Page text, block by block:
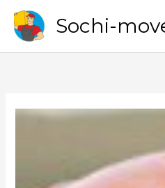
содержимомуSochi-